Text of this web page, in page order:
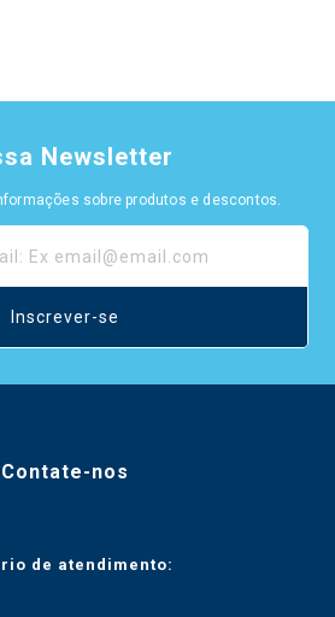
Newsletter
sobre produtos e descontos.
Inscrever-se
Contate-nos
de atendimento: